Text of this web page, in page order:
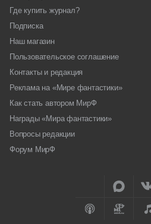
Где купить журнал?
Подписка
Наш магазин
Пользовательское соглашение
Контакты и редакция
Реклама на «Мире фантастики»
Как стать автором МирФ
Награды «Мира фантастики»
Вопросы редакции
Форум МирФ